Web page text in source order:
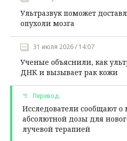
Ультразвук поможет
опухоли мозга
31 июля 2026 / 14:07
Ученые объяснили, как
ДНК и вызывает рак кожи
Перевод
Исследователи сообщают
абсолютной дозы для
лучевой терапией